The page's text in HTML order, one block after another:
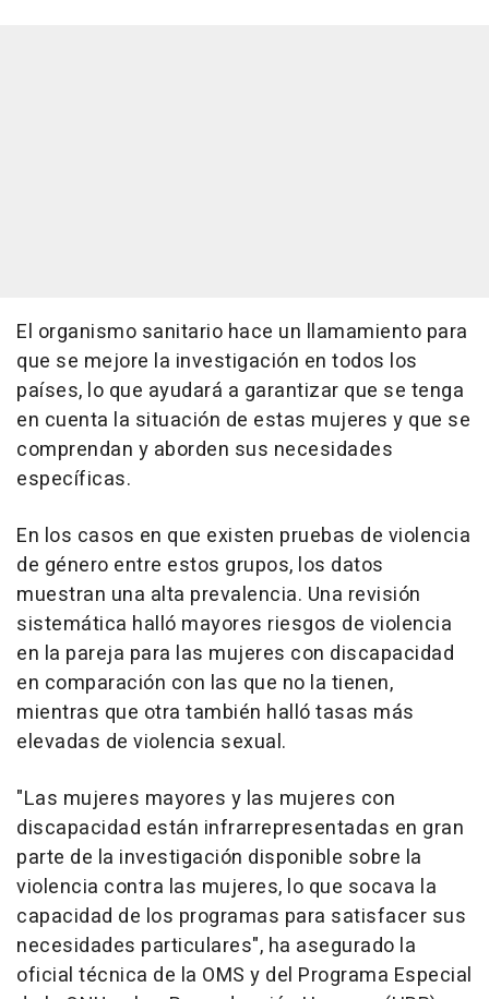
El organismo sanitario hace un llamamiento para
que se mejore la investigación en todos los
países, lo que ayudará a garantizar que se tenga
en cuenta la situación de estas mujeres y que se
comprendan y aborden sus necesidades
específicas.
En los casos en que existen pruebas de violencia
de género entre estos grupos, los datos
muestran una alta prevalencia. Una revisión
sistemática halló mayores riesgos de violencia
en la pareja para las mujeres con discapacidad
en comparación con las que no la tienen,
mientras que otra también halló tasas más
elevadas de violencia sexual.
"Las mujeres mayores y las mujeres con
discapacidad están infrarrepresentadas en gran
parte de la investigación disponible sobre la
violencia contra las mujeres, lo que socava la
capacidad de los programas para satisfacer sus
necesidades particulares", ha asegurado la
oficial técnica de la OMS y del Programa Especial